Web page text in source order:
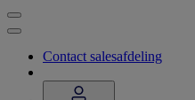
Contact salesafdeling